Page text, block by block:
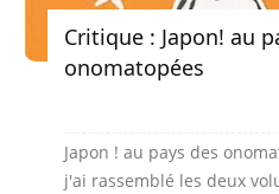
Critique : Japon! au
onomatopées
Japon ! au pays des
j'ai rassemblé les deux